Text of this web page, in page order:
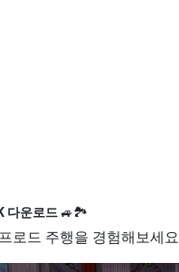
다운로드🚙🏞️
로드 주행을 경험해보세요